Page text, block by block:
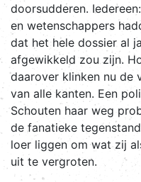
doorsudderen.
en wetenschappers
dat het hele dossier al
afgewikkeld zou zijn.
daarover klinken nu de
van alle kanten. Een
Schouten haar weg
de fanatieke
loer liggen om wat zij
uit te vergroten.